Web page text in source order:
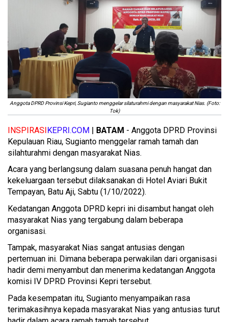
Anggota DPRD Provinsi Kepri, Sugianto menggelar silaturahmi dengan masyarakat Nias. (Foto:
Tok)
INSPIRASIKEPRI.COM | BATAM - Anggota DPRD Provinsi
Kepulauan Riau, Sugianto menggelar ramah tamah dan
silahturahmi dengan masyarakat Nias.
Acara yang berlangsung dalam suasana penuh hangat dan
kekeluargaan tersebut dilaksanakan di Hotel Aviari Bukit
Tempayan, Batu Aji, Sabtu (1/10/2022).
Kedatangan Anggota DPRD kepri ini disambut hangat oleh
masyarakat Nias yang tergabung dalam beberapa
organisasi.
Tampak, masyarakat Nias sangat antusias dengan
pertemuan ini. Dimana beberapa perwakilan dari organisasi
hadir demi menyambut dan menerima kedatangan Anggota
komisi IV DPRD Provinsi Kepri tersebut.
Pada kesempatan itu, Sugianto menyampaikan rasa
terimakasihnya kepada masyarakat Nias yang antusias turut